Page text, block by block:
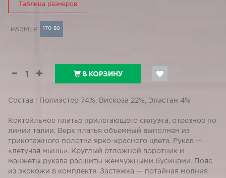
Таблица размеров
РАЗМЕР 170-80
В КОРЗИНУ
Состав : Полиэстер 74%, Вискоза 22%, Эластан 4%
Коктейльное платье прилегающего силуэта, отрезное по
линии талии. Верх платья объемный выполнен из
трикотажного полотна ярко-красного цвета. Рукав —
«летучая мышь». Круглый отложной воротник и
манжеты рукава расшиты жемчужными бусинами. Пояс
из экокожи в комплекте. Застежка — потайная молния